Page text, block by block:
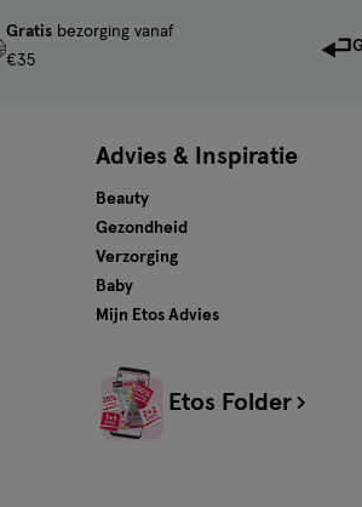
Gratisbezorging vanaf
€35
Advies & Inspiratie
Beauty
Gezondheid
Verzorging
Baby
Mijn Etos Advies
Etos Folder